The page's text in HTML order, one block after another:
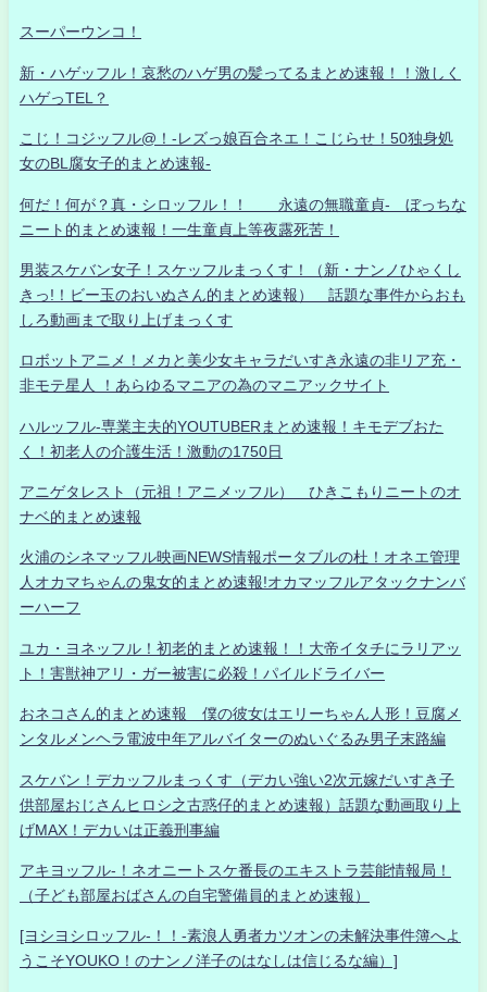
スーパーウンコ！
新・ハゲッフル！哀愁のハゲ男の髪ってるまとめ速報！！激しく
ハゲっTEL？
こじ！コジッフル@！-レズっ娘百合ネエ！こじらせ！50独身処
女のBL腐女子的まとめ速報-
何だ！何が？真・シロッフル！！ 永遠の無職童貞- ぼっちな
ニート的まとめ速報！一生童貞上等夜露死苦！
男装スケバン女子！スケッフルまっくす！（新・ナンノひゃくし
きっ!！ビー玉のおいぬさん的まとめ速報） 話題な事件からおも
しろ動画まで取り上げまっくす
ロボットアニメ！メカと美少女キャラだいすき永遠の非リア充・
非モテ星人 ！あらゆるマニアの為のマニアックサイト
ハルッフル-専業主夫的YOUTUBERまとめ速報！キモデブおた
く！初老人の介護生活！激動の1750日
アニゲタレスト（元祖！アニメッフル） ひきこもりニートのオ
ナベ的まとめ速報
火浦のシネマッフル映画NEWS情報ポータブルの杜！オネエ管理
人オカマちゃんの鬼女的まとめ速報!オカマッフルアタックナンバ
ーハーフ
ユカ・ヨネッフル！初老的まとめ速報！！大帝イタチにラリアッ
ト！害獣神アリ・ガー被害に必殺！パイルドライバー
おネコさん的まとめ速報 僕の彼女はエリーちゃん人形！豆腐メ
ンタルメンヘラ電波中年アルバイターのぬいぐるみ男子末路編
スケバン！デカッフルまっくす（デカい強い2次元嫁だいすき子
供部屋おじさんヒロシ之古惑仔的まとめ速報）話題な動画取り上
げMAX！デカいは正義刑事編
アキヨッフル-！ネオニートスケ番長のエキストラ芸能情報局！
（子ども部屋おばさんの自宅警備員的まとめ速報）
[ヨシヨシロッフル-！！-素浪人勇者カツオンの未解決事件簿へよ
うこそYOUKO！のナンノ洋子のはなしは信じるな編）]